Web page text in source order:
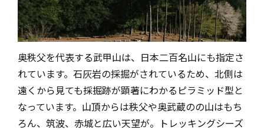
奥秩父を代表する武甲山は、日本二百名山にも指定さ
れています。石灰岩の採掘がされているため、北側は
遠くから見ても採掘跡が顕著にわかるピラミッド型と
なっています。山頂からは秩父や奥武蔵のの山はもち
ろん、筑波、赤城と広い天望が。トレッキングシーズ